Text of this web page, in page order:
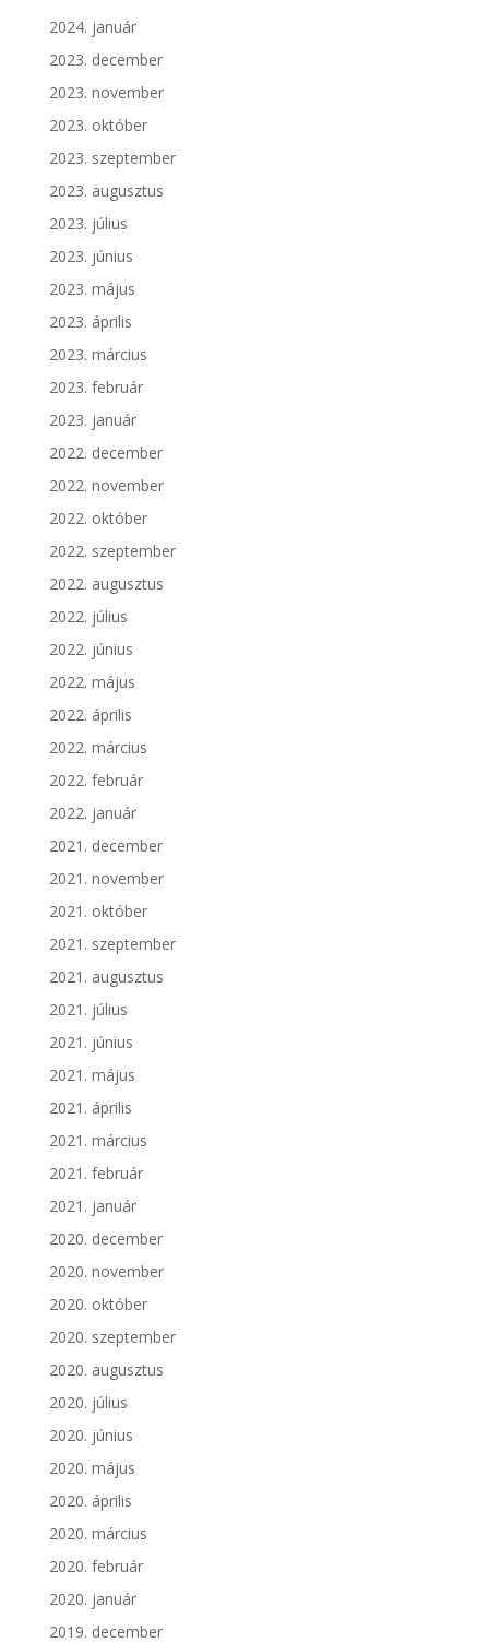
2024. január
2023. december
2023. november
2023. október
2023. szeptember
2023. augusztus
2023. július
2023. június
2023. május
2023. április
2023. március
2023. február
2023. január
2022. december
2022. november
2022. október
2022. szeptember
2022. augusztus
2022. július
2022. június
2022. május
2022. április
2022. március
2022. február
2022. január
2021. december
2021. november
2021. október
2021. szeptember
2021. augusztus
2021. július
2021. június
2021. május
2021. április
2021. március
2021. február
2021. január
2020. december
2020. november
2020. október
2020. szeptember
2020. augusztus
2020. július
2020. június
2020. május
2020. április
2020. március
2020. február
2020. január
2019. december